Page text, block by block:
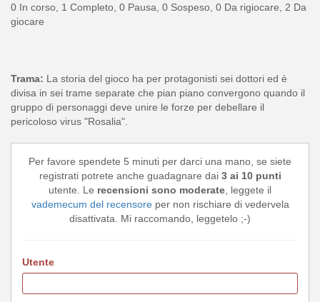
0 In corso, 1 Completo, 0 Pausa, 0 Sospeso, 0 Da rigiocare, 2 Da
giocare
Trama: La storia del gioco ha per protagonisti sei dottori ed è
divisa in sei trame separate che pian piano convergono quando il
gruppo di personaggi deve unire le forze per debellare il
pericoloso virus "Rosalia".
Per favore spendete 5 minuti per darci una mano, se siete
registrati potrete anche guadagnare dai 3 ai 10 punti
utente. Le recensioni sono moderate , leggete il
vademecum del recensoreper non rischiare di vedervela
disattivata. Mi raccomando, leggetelo ;-)
Utente